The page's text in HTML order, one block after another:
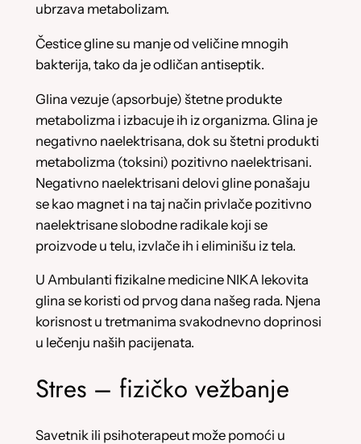
ubrzava metabolizam.
Čestice gline su manje od veličine mnogih
bakterija, tako da je odličan antiseptik.
Glina vezuje (apsorbuje) štetne produkte
metabolizma i izbacuje ih iz organizma. Glina je
negativno naelektrisana, dok su štetni produkti
metabolizma (toksini) pozitivno naelektrisani.
Negativno naelektrisani delovi gline ponašaju
se kao magnet i na taj način privlače pozitivno
naelektrisane slobodne radikale koji se
proizvode u telu, izvlače ih i eliminišu iz tela.
U Ambulanti fizikalne medicine NIKA lekovita
glina se koristi od prvog dana našeg rada. Njena
korisnost u tretmanima svakodnevno doprinosi
u lečenju naših pacijenata.
Stres – fizičko vežbanje
Savetnik ili psihoterapeut može pomoći u